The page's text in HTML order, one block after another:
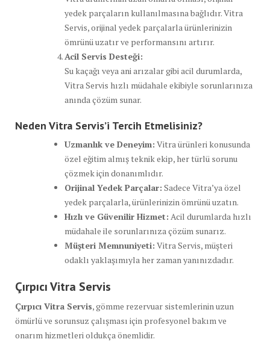
yedek parçaların kullanılmasına bağlıdır. Vitra
Servis, orijinal yedek parçalarla ürünlerinizin
ömrünü uzatır ve performansını artırır.
Acil Servis Desteği:
Su kaçağı veya ani arızalar gibi acil durumlarda,
Vitra Servis hızlı müdahale ekibiyle sorunlarınıza
anında çözüm sunar.
Neden Vitra Servis’i Tercih Etmelisiniz?
Uzmanlık ve Deneyim: Vitra ürünleri konusunda
özel eğitim almış teknik ekip, her türlü sorunu
çözmek için donanımlıdır.
Orijinal Yedek Parçalar: Sadece Vitra’ya özel
yedek parçalarla, ürünlerinizin ömrünü uzatın.
Hızlı ve Güvenilir Hizmet: Acil durumlarda hızlı
müdahale ile sorunlarınıza çözüm sunarız.
Müşteri Memnuniyeti: Vitra Servis, müşteri
odaklı yaklaşımıyla her zaman yanınızdadır.
Çırpıcı Vitra Servis
Çırpıcı Vitra Servis, gömme rezervuar sistemlerinin uzun
ömürlü ve sorunsuz çalışması için profesyonel bakım ve
onarım hizmetleri oldukça önemlidir.